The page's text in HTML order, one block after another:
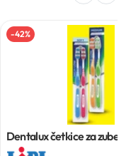
-42%
Dentalux četkice za zube
kom